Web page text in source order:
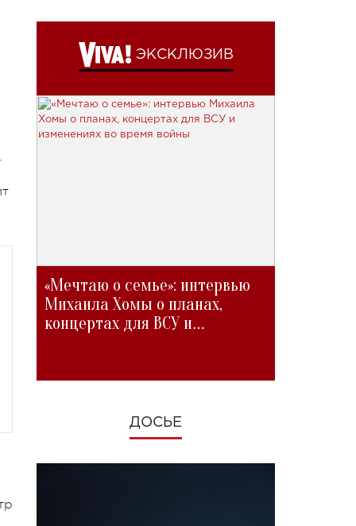
ЭКСКЛЮЗИВ
«Мечтаю о семье»: интервью
Михаила Хомы о планах,
концертах для ВСУ и
ДОСЬЕ